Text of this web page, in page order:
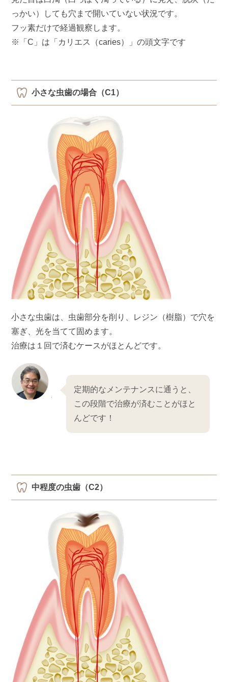
っかい）しても穴まで開いていない状況です。
フッ素だけで経過観察します。
※「C」は「カリエス（caries）」の頭文字です
小さな虫歯の場合（C1）
小さな虫歯は、虫歯部分を削り、レジン（樹脂）で穴を
塞ぎ、光を当てて固めます。
治療は１回で済むケースがほとんどです。
定期的なメンテナンスに通うと、
この段階で治療が済むことがほと
んどです！
中程度の虫歯（C2）